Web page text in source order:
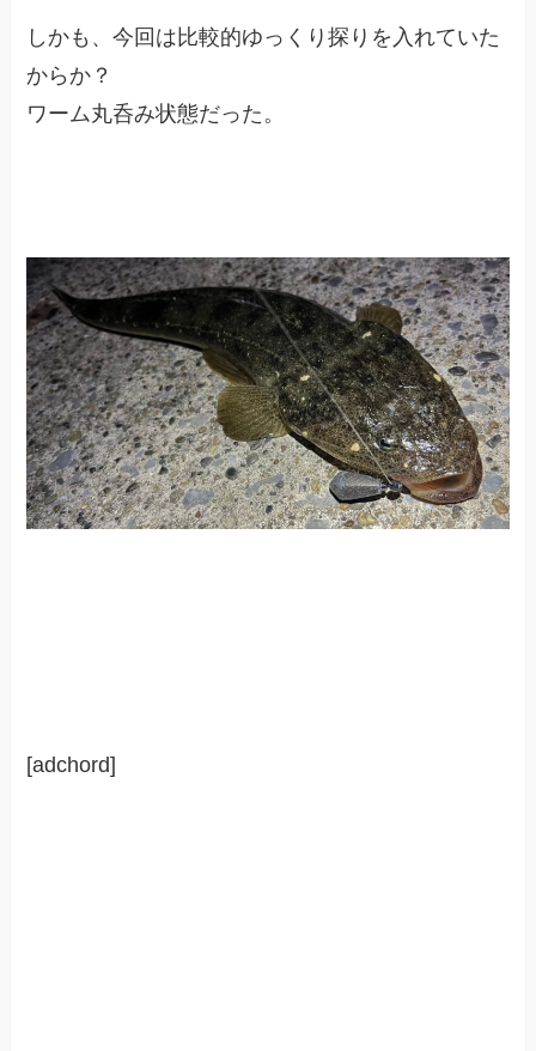
しかも、今回は比較的ゆっくり探りを入れていた
からか？
ワーム丸呑み状態だった。
[adchord]